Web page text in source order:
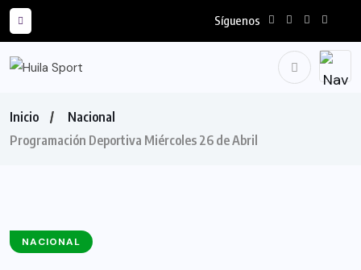
Síguenos
Inicio
Nacional
Programación Deportiva Miércoles 26 de Abril
NACIONAL